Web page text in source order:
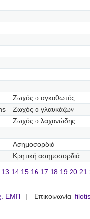
Ζωχός ο αγκαθωτός
Ζωχός ο γλαυκάζων
Ζωχός ο λαχανώδης
Ασημοσορδιά
Κρητική ασημοσορδιά
13 14 15 16 17 18 19 20 21
ΕΜΠ Επικοινωνία: